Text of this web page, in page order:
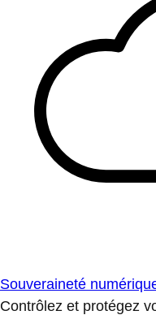
Souveraineté
Contrôlez et protégez